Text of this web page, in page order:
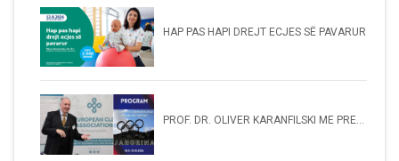
HAP PAS HAPI DREJT ECJES SË PAVARUR
PROF. DR. OLIVER KARANFILSKI ME PRE...